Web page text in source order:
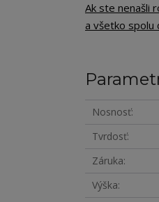
Ak ste nenašli
a všetko spolu
Nosnosť
Tvrdosť
Záruka
Výška